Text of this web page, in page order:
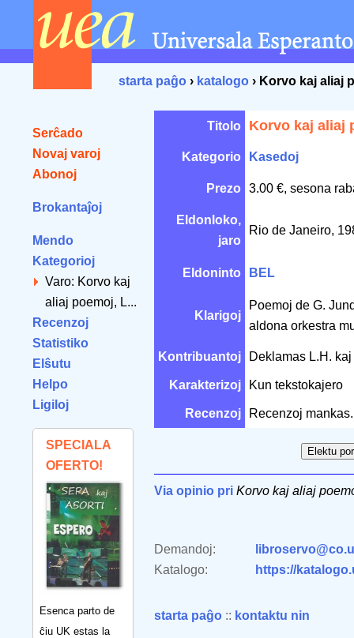
starta paĝo › katalogo › Korvo kaj aliaj
Serĉado
Novaj varoj
Abonoj
Brokantaĵoj
Mendo
Kategorioj
Varo: Korvo kaj
aliaj poemoj, L...
Recenzoj
Statistiko
Elŝutu
Helpo
Ligiloj
SPECIALA
OFERTO!
Esenca parto de
ĉiu UK estas la
Titolo Korvo kaj aliaj
Kategorio Kasedoj
Prezo 3.00 €, sesona
Eldonloko,
jaro
Rio de Janeiro,
Eldoninto BEL
Klarigoj
Poemoj de G.
aldona orkestra
Kontribuantoj Deklamas L.H.
Karakterizoj Kun tekstokajero
Recenzoj Recenzoj mankas.
Via opinio pri Korvo kaj aliaj
Demandoj:
Katalogo:
https://
starta paĝo :: kontaktu nin